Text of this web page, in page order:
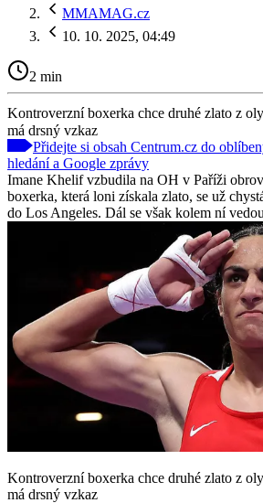
MMAMAG.cz
10. 10. 2025, 04:49
2 min
Kontroverzní boxerka chce druhé zlato z
má drsný vzkaz
Přidejte si obsah Centrum.cz do
hledání a Google zprávy
Imane Khelif vzbudila na OH v Paříži
boxerka, která loni získala zlato, se už
do Los Angeles. Dál se však kolem ní
Kontroverzní boxerka chce druhé zlato z
má drsný vzkaz